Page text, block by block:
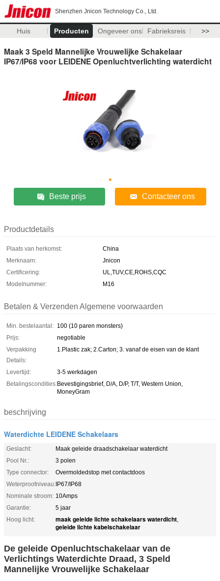
Shenzhen Jnicon Technology Co., Ltd.
Huis Producten Ongeveer ons Fabrieksreis >>
Maak 3 Speld Mannelijke Vrouwelijke Schakelaar
IP67/IP68 voor LEIDENE Openluchtverlichting waterdicht
Beste prijs Contacteer ons
Productdetails
Plaats van herkomst:
China
Merknaam:
Jnicon
Certificering:
UL,TUV,CE,ROHS,CQC
Modelnummer:
M16
Betalen & Verzenden Algemene voorwaarden
Min. bestelaantal: 100 (10 paren monsters)
Prijs:
negotiable
Verpakking
Details:
1.Plastic zak; 2.Carton; 3. vanaf de eisen van de klant
Levertijd:
3-5 werkdagen
Betalingscondities:Bevestigingsbrief, D/A, D/P, T/T, Western Union,
MoneyGram
beschrijving
Waterdichte LEIDENE Schakelaars
Geslacht:
Maak geleide draadschakelaar waterdicht
Pool Nr.:
3 polen
Type connector:
Overmoldedstop met contactdoos
Weterproofniveau:IP67/IP68
Nominale stroom: 10Amps
Garantie:
5 jaar
Hoog licht:
maak geleide lichte schakelaars waterdicht,
geleide lichte kabelschakelaar
De geleide Openluchtschakelaar van de
Verlichtings Waterdichte Draad, 3 Speld
Mannelijke Vrouwelijke Schakelaar